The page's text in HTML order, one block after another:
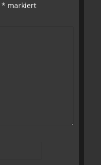
* markiert